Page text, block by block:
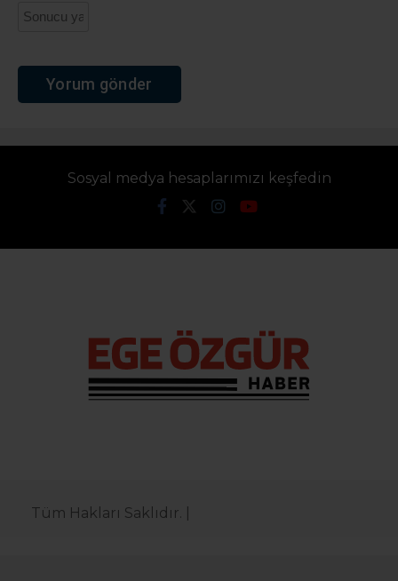
Sosyal medya hesaplarımızı keşfedin
Tüm Hakları Saklıdır. |